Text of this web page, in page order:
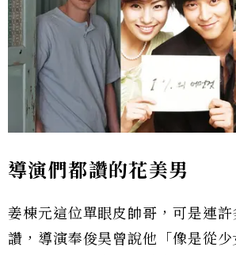
導演們都讚的花美男
姜棟元這位單眼皮帥哥，可是連
讚，導演奉俊昊曾說他「像是從